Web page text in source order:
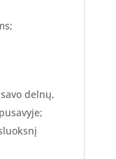
delnų,